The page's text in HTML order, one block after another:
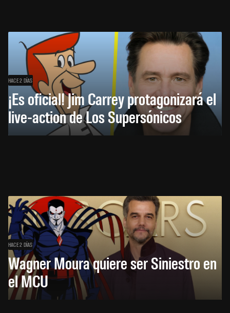
HACE 2 DÍAS
¡Es oficial! Jim Carrey protagonizará el
live-action de Los Supersónicos
HACE 2 DÍAS
Wagner Moura quiere ser Siniestro en
el MCU